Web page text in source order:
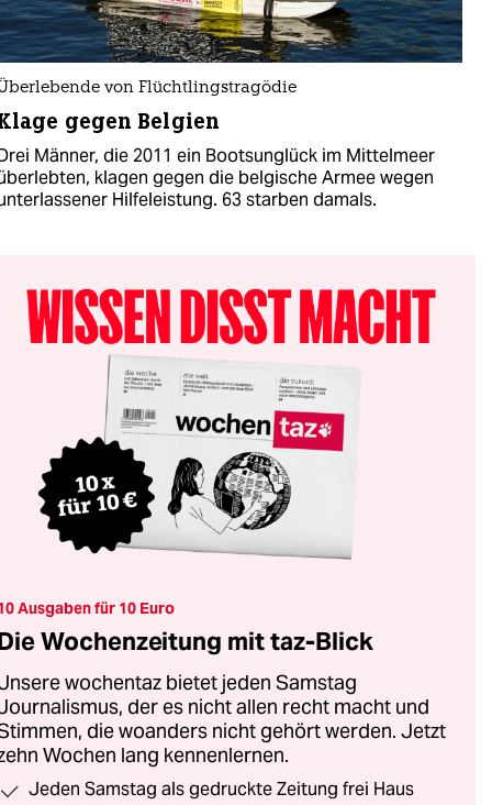
von Flüchtlingstragödie
gegen Belgien
Männer, die 2011 ein Bootsunglück im Mittelmeer
klagen gegen die belgische Armee wegen
Hilfeleistung. 63 starben damals.
Ausgaben für 10 Euro
Wochenzeitung mit taz-Blick
wochentaz bietet jeden Samstag
der es nicht allen recht macht und
die woanders nicht gehört werden. Jetzt
Wochen lang kennenlernen.
Jeden Samstag als gedruckte Zeitung frei Haus